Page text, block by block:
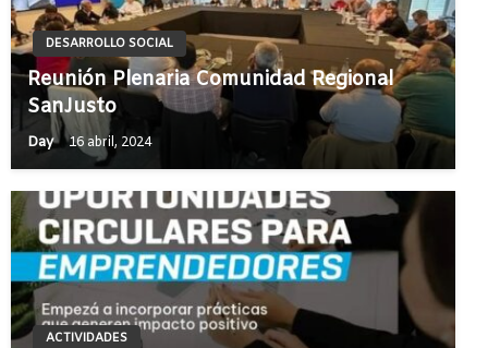
DESARROLLO SOCIAL
Reunión Plenaria Comunidad Regional
SanJusto
Day 16 abril, 2024
ACTIVIDADES